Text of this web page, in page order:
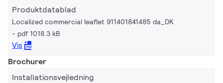
Produktdatablad
Localized commercial leaflet 911401841485 da_DK
pdf 1018.3 kB
Vis
Brochurer
Installationsvejledning